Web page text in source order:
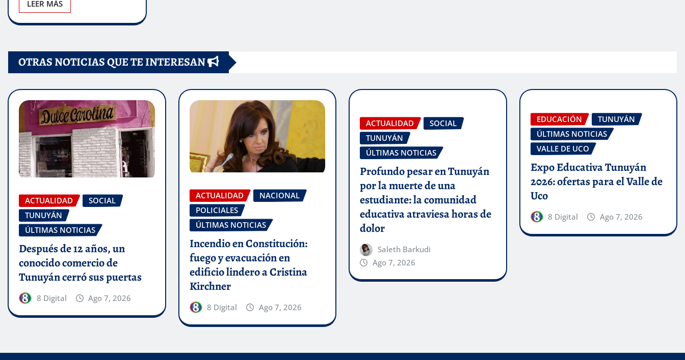
LEER MÁS
OTRAS NOTICIAS QUE TE INTERESAN
ACTUALIDAD
SOCIAL
TUNUYÁN
ÚLTIMAS NOTICIAS
Después de 12 años, un
conocido comercio de
Tunuyán cerró sus puertas
8 Digital Ago 7, 2026
ACTUALIDAD
NACIONAL
POLICIALES
ÚLTIMAS NOTICIAS
Incendio en Constitución:
fuego y evacuación en
edificio lindero a Cristina
Kirchner
8 Digital Ago 7, 2026
ACTUALIDAD
SOCIAL
TUNUYÁN
ÚLTIMAS NOTICIAS
Profundo pesar en Tunuyán
por la muerte de una
estudiante: la comunidad
educativa atraviesa horas de
dolor
Saleth Barkudi
Ago 7, 2026
EDUCACIÓN
TUNUYÁN
ÚLTIMAS NOTICIAS
VALLE DE UCO
Expo Educativa Tunuyán
2026: ofertas para el Valle de
Uco
8 Digital Ago 7, 2026